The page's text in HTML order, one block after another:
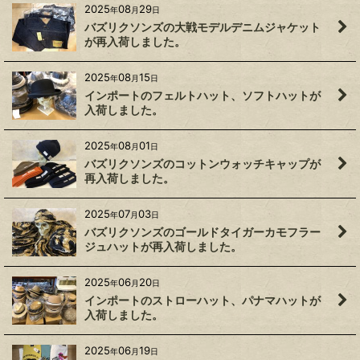
2025年08月 29日
バズリクソンズの大戦モデルデニムジャケット
が再入荷しました。
2025年08月15日
インポートのフェルトハット、ソフトハットが
入荷しました。
2025年08月01日
バズリクソンズのコットンウォッチキャップが
再入荷しました。
2025年07月03日
バズリクソンズのゴールドタイガーカモフラー
ジュハットが再入荷しました。
2025年06月 20日
インポートのストローハット、パナマハットが
入荷しました。
2025年06月19日